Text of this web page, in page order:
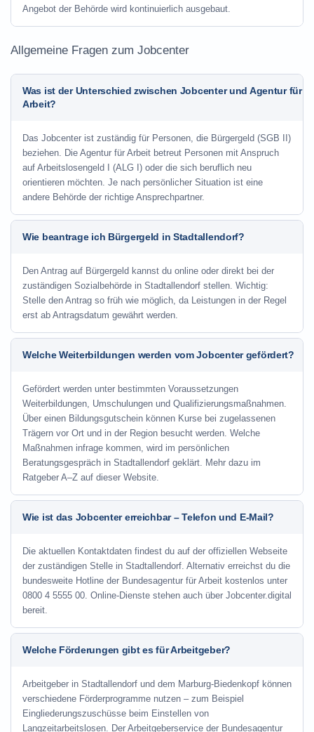
Angebot der Behörde wird kontinuierlich ausgebaut.
Allgemeine Fragen zum Jobcenter
Was ist der Unterschied zwischen Jobcenter und Agentur für
Arbeit?
Das Jobcenter ist zuständig für Personen, die Bürgergeld (SGB II)
beziehen. Die Agentur für Arbeit betreut Personen mit Anspruch
auf Arbeitslosengeld I (ALG I) oder die sich beruflich neu
orientieren möchten. Je nach persönlicher Situation ist eine
andere Behörde der richtige Ansprechpartner.
Wie beantrage ich Bürgergeld in Stadtallendorf?
Den Antrag auf Bürgergeld kannst du online oder direkt bei der
zuständigen Sozialbehörde in Stadtallendorf stellen. Wichtig:
Stelle den Antrag so früh wie möglich, da Leistungen in der Regel
erst ab Antragsdatum gewährt werden.
Welche Weiterbildungen werden vom Jobcenter gefördert?
Gefördert werden unter bestimmten Voraussetzungen
Weiterbildungen, Umschulungen und Qualifizierungsmaßnahmen.
Über einen Bildungsgutschein können Kurse bei zugelassenen
Trägern vor Ort und in der Region besucht werden. Welche
Maßnahmen infrage kommen, wird im persönlichen
Beratungsgespräch in Stadtallendorf geklärt. Mehr dazu im
Ratgeber A–Z auf dieser Website.
Wie ist das Jobcenter erreichbar – Telefon und E-Mail?
Die aktuellen Kontaktdaten findest du auf der offiziellen Webseite
der zuständigen Stelle in Stadtallendorf. Alternativ erreichst du die
bundesweite Hotline der Bundesagentur für Arbeit kostenlos unter
0800 4 5555 00. Online-Dienste stehen auch über Jobcenter.digital
bereit.
Welche Förderungen gibt es für Arbeitgeber?
Arbeitgeber in Stadtallendorf und dem Marburg-Biedenkopf können
verschiedene Förderprogramme nutzen – zum Beispiel
Eingliederungszuschüsse beim Einstellen von
Langzeitarbeitslosen. Der Arbeitgeberservice der Bundesagentur